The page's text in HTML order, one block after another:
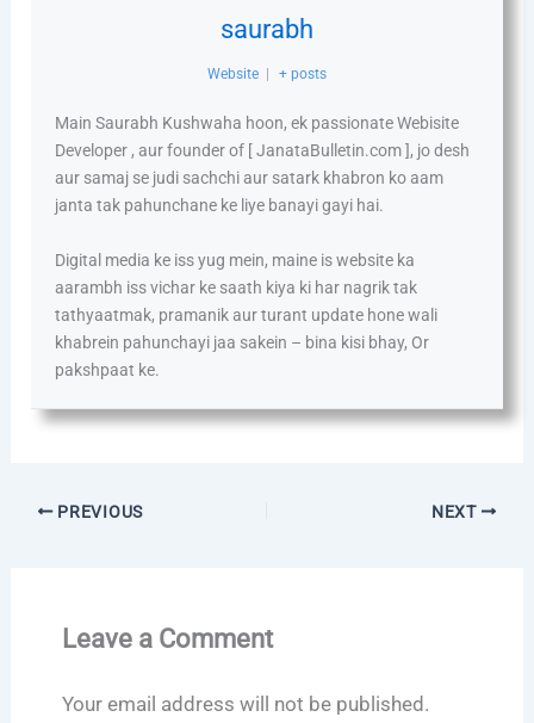
saurabh
Website + posts
Main Saurabh Kushwaha hoon, ek passionate Webisite
Developer , aur founder of [ JanataBulletin.com ], jo desh
aur samaj se judi sachchi aur satark khabron ko aam
janta tak pahunchane ke liye banayi gayi hai.
Digital media ke iss yug mein, maine is website ka
aarambh iss vichar ke saath kiya ki har nagrik tak
tathyaatmak, pramanik aur turant update hone wali
khabrein pahunchayi jaa sakein – bina kisi bhay, Or
pakshpaat ke.
PREVIOUS NEXT
Leave a Comment
Your email address will not be published.